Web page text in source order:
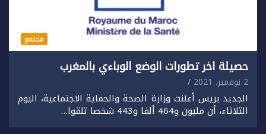
مجتمع
حصيلة اخر تطورات الوضع الوباءي بالمغرب
2 نوفمبر، 2021
الجديد بريس أعلنت وزارة الصحة والحماية الاجتماعية، اليوم
الثلاثاء، أن مليون و464 ألفا و443 شخصا تلقوا…